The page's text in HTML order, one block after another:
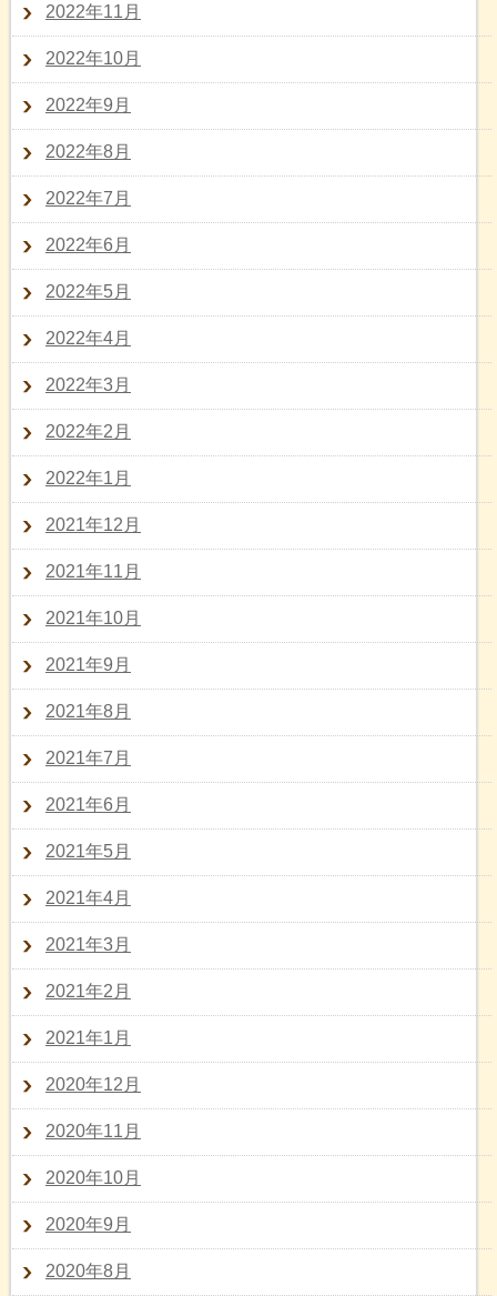
2022年11月
2022年10月
2022年9月
2022年8月
2022年7月
2022年6月
2022年5月
2022年4月
2022年3月
2022年2月
2022年1月
2021年12月
2021年11月
2021年10月
2021年9月
2021年8月
2021年7月
2021年6月
2021年5月
2021年4月
2021年3月
2021年2月
2021年1月
2020年12月
2020年11月
2020年10月
2020年9月
2020年8月